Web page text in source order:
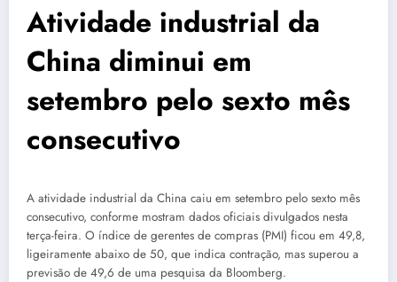
Atividade industrial da
China diminui em
setembro pelo sexto mês
consecutivo
A atividade industrial da China caiu em setembro pelo sexto mês
consecutivo, conforme mostram dados oficiais divulgados nesta
terça-feira. O índice de gerentes de compras (PMI) ficou em 49,8,
ligeiramente abaixo de 50, que indica contração, mas superou a
previsão de 49,6 de uma pesquisa da Bloomberg.